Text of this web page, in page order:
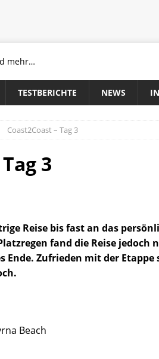
TESTBERICHTE NEWS
Coast2Coast – Tag 3
3
Reise bis fast an das
fand die Reise jedoch
Zufrieden mit der Etappe
Beach